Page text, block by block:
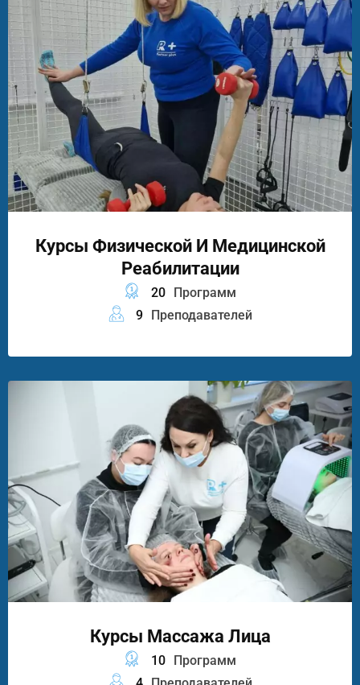
Курсы Физической И Медицинской
Реабилитации
20
Программ
9
Преподавателей
Курсы Массажа Лица
10 Программ